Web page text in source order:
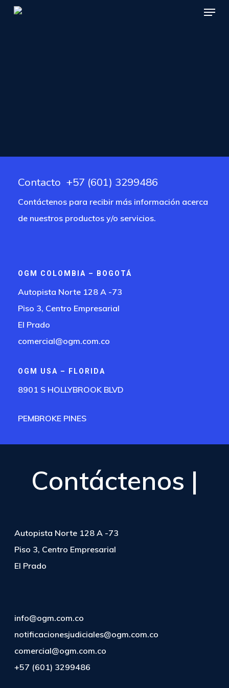
Skip
Menu
Contacto +57 (601) 3299486
Contáctenos para recibir más información acerca
de nuestros productos y/o servicios.
OGM COLOMBIA – BOGOTÁ
Autopista Norte 128 A -73
Piso 3, Centro Empresarial
El Prado
comercial@ogm.com.co
OGM USA – FLORIDA
8901 S HOLLYBROOK BLVD
PEMBROKE PINES
Contáctenos |
Autopista Norte 128 A -73
Piso 3, Centro Empresarial
El Prado
info@ogm.com.co
notificacionesjudiciales@ogm.com.co
comercial@ogm.com.co
+57 (601) 3299486